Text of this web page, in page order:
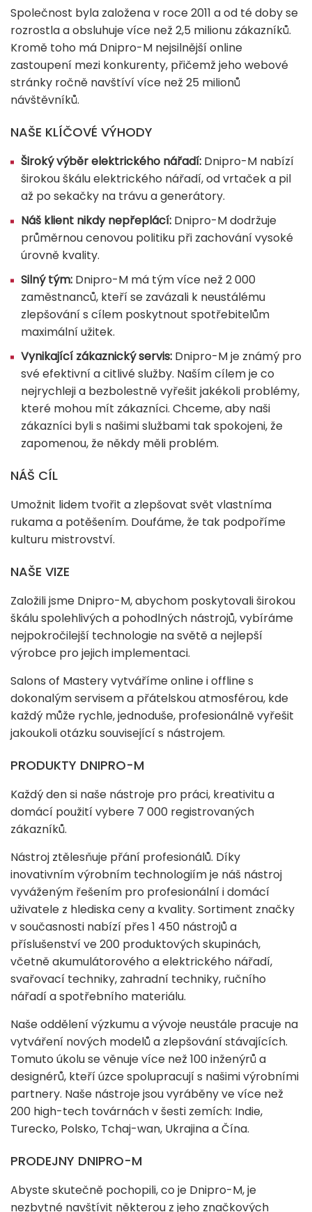
Společnost byla založena v roce 2011 a od té doby se
rozrostla a obsluhuje více než 2,5 milionu zákazníků.
Kromě toho má Dnipro-M nejsilnější online
zastoupení mezi konkurenty, přičemž jeho webové
stránky ročně navštíví více než 25 milionů
návštěvníků.
NAŠE KLÍČOVÉ VÝHODY
Široký výběr elektrického nářadí: Dnipro-M nabízí
širokou škálu elektrického nářadí, od vrtaček a pil
až po sekačky na trávu a generátory.
Náš klient nikdy nepřeplácí: Dnipro-M dodržuje
průměrnou cenovou politiku při zachování vysoké
úrovně kvality.
Silný tým: Dnipro-M má tým více než 2 000
zaměstnanců, kteří se zavázali k neustálému
zlepšování s cílem poskytnout spotřebitelům
maximální užitek.
Vynikající zákaznický servis: Dnipro-M je známý pro
své efektivní a citlivé služby. Naším cílem je co
nejrychleji a bezbolestně vyřešit jakékoli problémy,
které mohou mít zákazníci. Chceme, aby naši
zákazníci byli s našimi službami tak spokojeni, že
zapomenou, že někdy měli problém.
NÁŠ CÍL
Umožnit lidem tvořit a zlepšovat svět vlastníma
rukama a potěšením. Doufáme, že tak podpoříme
kulturu mistrovství.
NAŠE VIZE
Založili jsme Dnipro-M, abychom poskytovali širokou
škálu spolehlivých a pohodlných nástrojů, vybíráme
nejpokročilejší technologie na světě a nejlepší
výrobce pro jejich implementaci.
Salons of Mastery vytváříme online i offline s
dokonalým servisem a přátelskou atmosférou, kde
každý může rychle, jednoduše, profesionálně vyřešit
jakoukoli otázku související s nástrojem.
PRODUKTY DNIPRO-M
Každý den si naše nástroje pro práci, kreativitu a
domácí použití vybere 7 000 registrovaných
zákazníků.
Nástroj ztělesňuje přání profesionálů. Díky
inovativním výrobním technologiím je náš nástroj
vyváženým řešením pro profesionální i domácí
uživatele z hlediska ceny a kvality. Sortiment značky
v současnosti nabízí přes 1 450 nástrojů a
příslušenství ve 200 produktových skupinách,
včetně akumulátorového a elektrického nářadí,
svařovací techniky, zahradní techniky, ručního
nářadí a spotřebního materiálu.
Naše oddělení výzkumu a vývoje neustále pracuje na
vytváření nových modelů a zlepšování stávajících.
Tomuto úkolu se věnuje více než 100 inženýrů a
designérů, kteří úzce spolupracují s našimi výrobními
partnery. Naše nástroje jsou vyráběny ve více než
200 high-tech továrnách v šesti zemích: Indie,
Turecko, Polsko, Tchaj-wan, Ukrajina a Čína.
PRODEJNY DNIPRO-M
Abyste skutečně pochopili, co je Dnipro-M, je
nezbytné navštívit některou z jeho značkových